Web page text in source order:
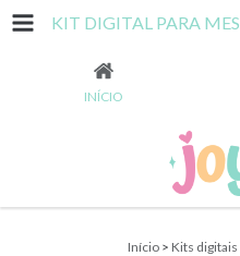
INÍCIO
Início > Kits digitais